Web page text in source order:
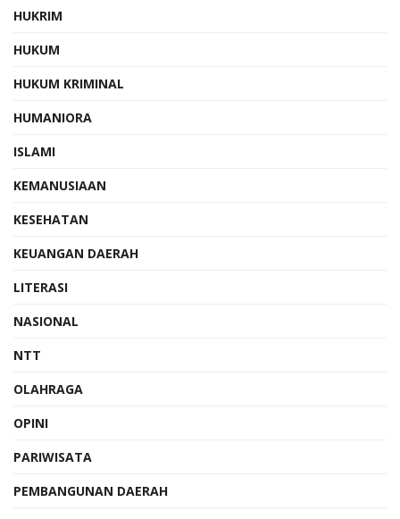
HUKRIM
HUKUM
HUKUM KRIMINAL
HUMANIORA
ISLAMI
KEMANUSIAAN
KESEHATAN
KEUANGAN DAERAH
LITERASI
NASIONAL
NTT
OLAHRAGA
OPINI
PARIWISATA
PEMBANGUNAN DAERAH